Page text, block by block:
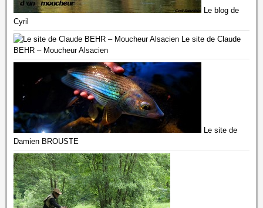
Le blog de
Cyril
Le site de Claude
BEHR – Moucheur Alsacien
Le site de
Damien BROUSTE